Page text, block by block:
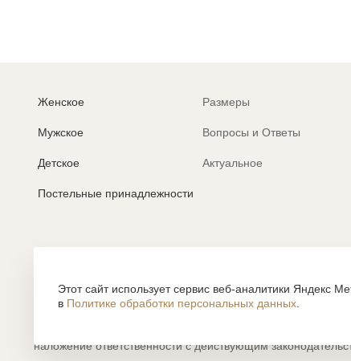
Женское
Мужское
Детское
Постельные принадлежности
Размеры
Вопросы и Ответы
Актуальное
Согласие на обработку персональных данных
Все содержание, представленное или отраженное на
наложение ответственности с действующим
Этот сайт использует сервис веб-аналитики Яндекс
в Политике обработки персональных данных